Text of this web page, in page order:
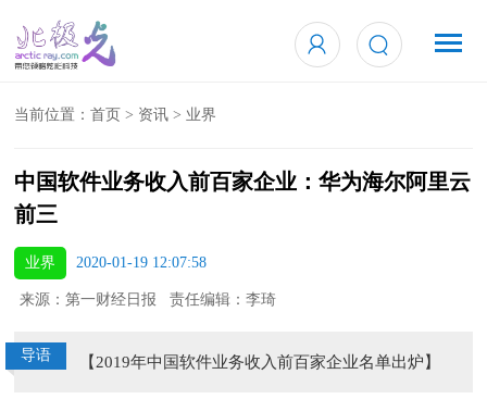
当前位置：首页 > 资讯 > 业界
中国软件业务收入前百家企业：华为海尔阿里云
前三
业界 2020-01-19 12:07:58
来源：第一财经日报 责任编辑：李琦
导语 【2019年中国软件业务收入前百家企业名单出炉】